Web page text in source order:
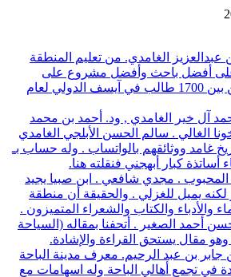
عبدالعزيز الغامدي. من تعليم المنطقة
أفضل باحث وأفضل مشروع على
مستوى العالم من بين 1700 طالب في آيسف الدولي لعام
محمد آل خير الغامدي , ود. أحمد بن محمد
الغالي . سالم الحسن الأبلجي الغامدي
غامد ووثائقهم بالواتساب . وله حساب بـ
أساتذة كبار أبهجني فنقلته هنا.
المحبوب . مجدي شافعي . ابن صبيا يجيد
يميل للغزلي . والحقيقة أن منطقة
والأدباء والكتاب والشعراء المتميزون .
أحمد الصغير . أتحفنا بمقاله (السياحة
مقال يستحق القراءة والإشادة.
بن جابر بن عبد الرحيم. معرف مدينة الباحة
في تجمع أهالي الباحة وله اسهامات مع